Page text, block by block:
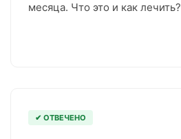
месяца. Что это и как лечить?
✔ ОТВЕЧЕНО